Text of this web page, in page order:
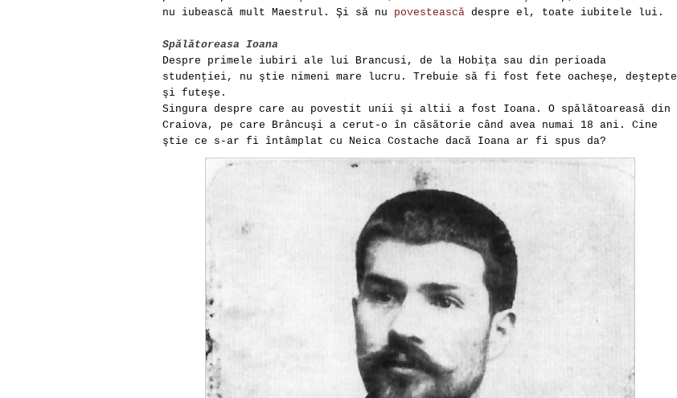
nu iubească mult Maestrul. Şi să nu povestească despre el, toate iubitele lui.
Spălătoreasa Ioana
Despre primele iubiri ale lui Brancusi, de la Hobiţa sau din perioada
studenţiei, nu ştie nimeni mare lucru. Trebuie să fi fost fete oacheşe, deştepte
şi futeşe.
Singura despre care au povestit unii şi altii a fost Ioana. O spălătoareasă din
Craiova, pe care Brâncuşi a cerut-o în căsătorie când avea numai 18 ani. Cine
ştie ce s-ar fi întâmplat cu Neica Costache dacă Ioana ar fi spus da?